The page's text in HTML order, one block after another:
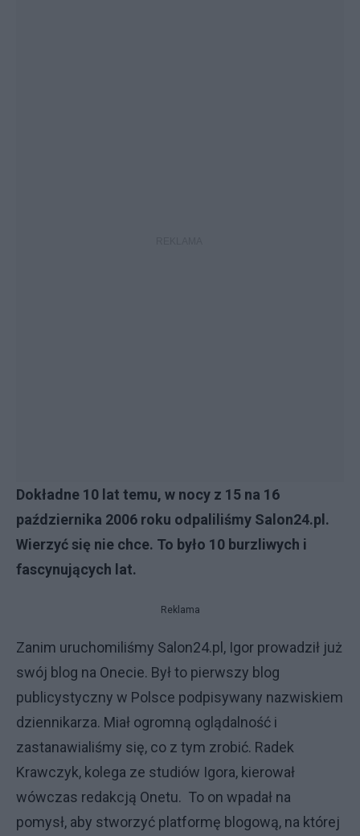
Dokładne 10 lat temu, w nocy z 15 na 16
października 2006 roku odpaliliśmy Salon24.pl.
Wierzyć się nie chce. To było 10 burzliwych i
fascynujących lat.
Reklama
Zanim uruchomiliśmy Salon24.pl, Igor prowadził już
swój blog na Onecie. Był to pierwszy blog
publicystyczny w Polsce podpisywany nazwiskiem
dziennikarza. Miał ogromną oglądalność i
zastanawialiśmy się, co z tym zrobić. Radek
Krawczyk, kolega ze studiów Igora, kierował
wówczas redakcją Onetu. To on wpadał na
pomysł, aby stworzyć platformę blogową, na której